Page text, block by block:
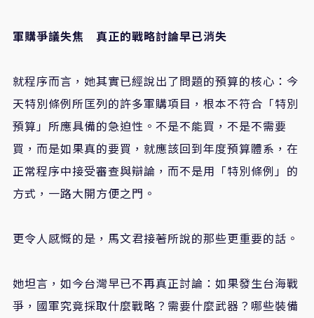
軍購爭議失焦 真正的戰略討論早已消失
就程序而言，她其實已經說出了問題的預算的核心：今
天特別條例所匡列的許多軍購項目，根本不符合「特別
預算」所應具備的急迫性。不是不能買，不是不需要
買，而是如果真的要買，就應該回到年度預算體系，在
正常程序中接受審查與辯論，而不是用「特別條例」的
方式，一路大開方便之門。
更令人感慨的是，馬文君接著所說的那些更重要的話。
她坦言，如今台灣早已不再真正討論：如果發生台海戰
爭，國軍究竟採取什麼戰略？需要什麼武器？哪些裝備